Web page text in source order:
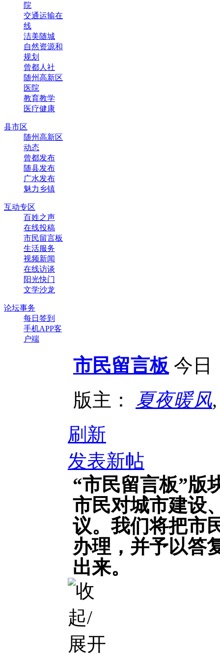
院
交通运输在
线
洁美随城
自然资源和
规划
曾都人社
随州高新区
医院
教育教学
医疗健康
县市区
随州高新区
动态
曾都发布
随县发布
广水发布
魅力乡镇
互动专区
百姓之声
在线投稿
市民留言板
生活服务
视频新闻
在线访谈
阳光快门
文学沙龙
论坛事务
每日签到
手机APP客
户端
市民留言板 今日
版主：
夏夜暖风
刷新
发表新帖
“市民留言板”版
市民对城市建设
议。我们将把市
办理，并予以答
出来。